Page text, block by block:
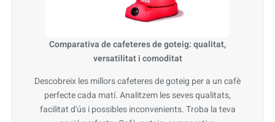
Comparativa de cafeteres de goteig: qualitat,
versatilitat i comoditat
Descobreix les millors cafeteres de goteig per a un cafè
perfecte cada matí. Analitzem les seves qualitats,
facilitat d'ús i possibles inconvenients. Troba la teva